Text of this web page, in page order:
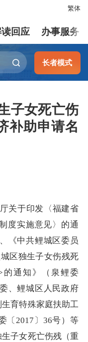
繁体
回应 办事服务
长者模式
子女死亡伤
补助申请名
关于印发〈福建省
度实施意见〉的通
《中共鲤城区委员
区独生子女伤残死
通知》（泉鲤委
、鲤城区人民政府
育特殊家庭扶助工
〔2017〕36号）等
子女死亡伤残（重